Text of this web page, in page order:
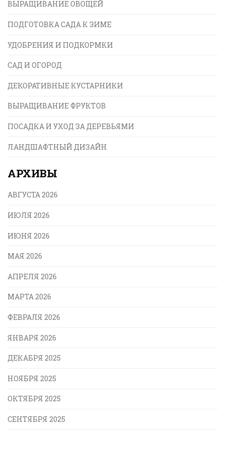
ВЫРАЩИВАНИЕ ОВОЩЕЙ
ПОДГОТОВКА САДА К ЗИМЕ
УДОБРЕНИЯ И ПОДКОРМКИ
САД И ОГОРОД
ДЕКОРАТИВНЫЕ КУСТАРНИКИ
ВЫРАЩИВАНИЕ ФРУКТОВ
ПОСАДКА И УХОД ЗА ДЕРЕВЬЯМИ
ЛАНДШАФТНЫЙ ДИЗАЙН
АРХИВЫ
АВГУСТА 2026
ИЮЛЯ 2026
ИЮНЯ 2026
МАЯ 2026
АПРЕЛЯ 2026
МАРТА 2026
ФЕВРАЛЯ 2026
ЯНВАРЯ 2026
ДЕКАБРЯ 2025
НОЯБРЯ 2025
ОКТЯБРЯ 2025
СЕНТЯБРЯ 2025